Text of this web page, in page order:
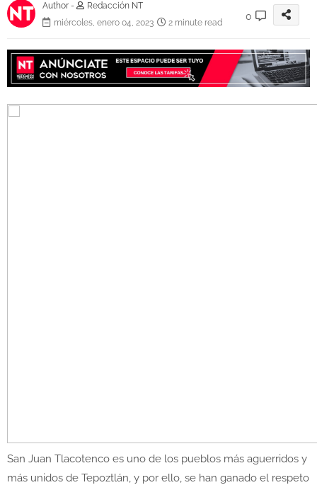
Author -
Redacción NT
miércoles, enero 04, 2023
2 minute read
0
San Juan Tlacotenco es uno de los pueblos más aguerridos y
más unidos de Tepoztlán, y por ello, se han ganado el respeto